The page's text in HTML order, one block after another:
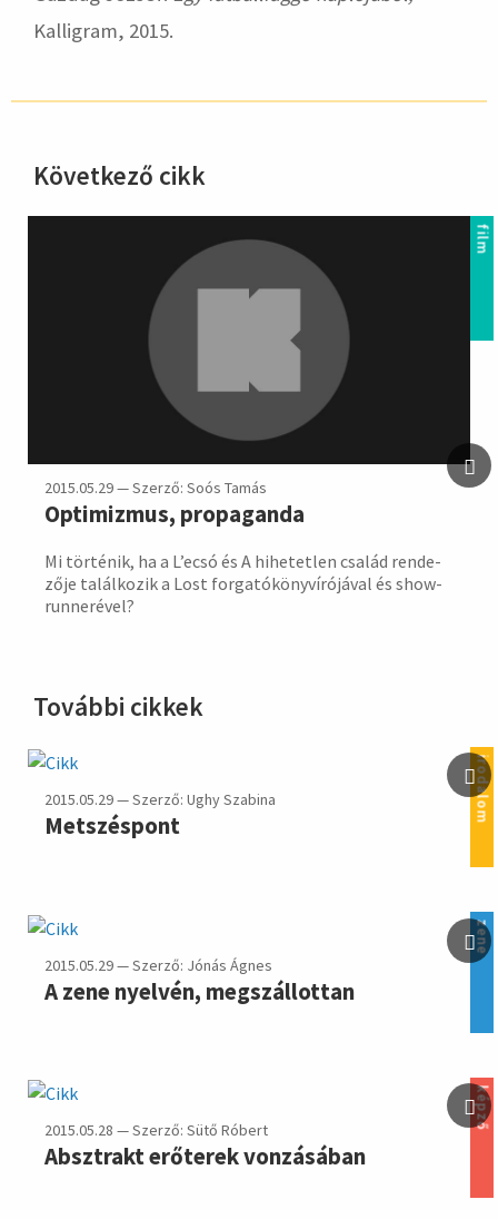
Kalligram, 2015.
Következő cikk
film
2015.05.29 — Szerző: Soós Tamás
Optimizmus, propaganda
Mi történik, ha a L’ecsó és A hihe­tetlen család rende­
zője talál­kozik a Lost for­gató­könyv­írójá­val és show­
run­nerével?
További cikkek
irodalom
2015.05.29 — Szerző: Ughy Szabina
Metszéspont
zene
2015.05.29 — Szerző: Jónás Ágnes
A zene nyelvén, megszállottan
képző
2015.05.28 — Szerző: Sütő Róbert
Absztrakt erőterek vonzásában